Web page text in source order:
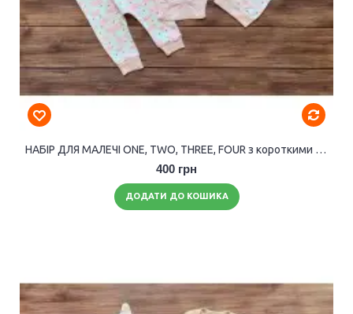
НАБІР ДЛЯ МАЛЕЧІ ONE, TWO, THREE, FOUR з короткими рукавами (дівчинка).
400 грн
ДОДАТИ ДО КОШИКА